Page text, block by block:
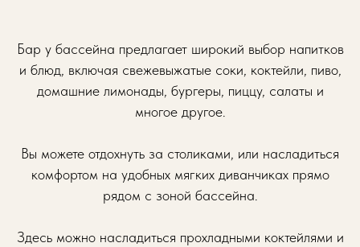
Бар у бассейна предлагает широкий выбор напитков
и блюд, включая свежевыжатые соки, коктейли, пиво,
домашние лимонады, бургеры, пиццу, салаты и
многое другое.
Вы можете отдохнуть за столиками, или насладиться
комфортом на удобных мягких диванчиках прямо
рядом с зоной бассейна.
Здесь можно насладиться прохладными коктейлями и